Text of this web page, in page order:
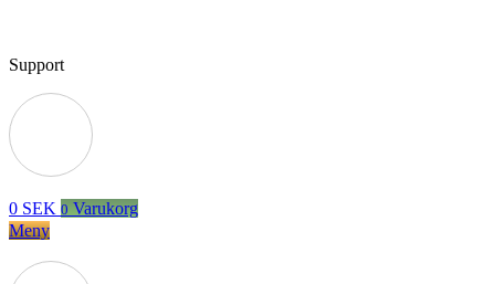
Support
0 SEK 0 Varukorg
Meny